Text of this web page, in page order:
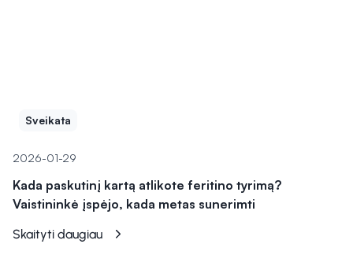
Sveikata
2026-01-29
Kada paskutinį kartą atlikote feritino tyrimą?
Vaistininkė įspėjo, kada metas sunerimti
Skaityti daugiau